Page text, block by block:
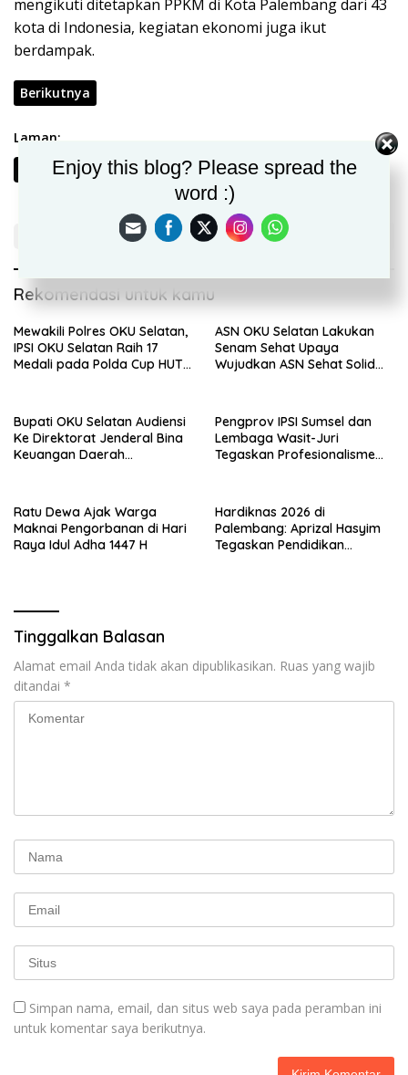
mengikuti ditetapkan PPKM di Kota Palembang dari 43
kota di Indonesia, kegiatan ekonomi juga ikut
berdampak.
Berikutnya
Laman:
2
Rekomendasi untuk kamu
Mewakili Polres OKU Selatan,
IPSI OKU Selatan Raih 17
Medali pada Polda Cup HUT
ASN OKU Selatan Lakukan
Senam Sehat Upaya
Wujudkan ASN Sehat Solid
Bupati OKU Selatan Audiensi
Ke Direktorat Jenderal Bina
Keuangan Daerah
Pengprov IPSI Sumsel dan
Lembaga Wasit-Juri
Tegaskan Profesionalisme
Ratu Dewa Ajak Warga
Maknai Pengorbanan di Hari
Raya Idul Adha 1447 H
Hardiknas 2026 di
Palembang: Aprizal Hasyim
Tegaskan Pendidikan
Tinggalkan Balasan
Alamat email Anda tidak akan dipublikasikan. Ruas yang wajib
ditandai *
Simpan nama, email, dan situs web saya pada peramban ini
untuk komentar saya berikutnya.
Enjoy this blog? Please spread the
word :)